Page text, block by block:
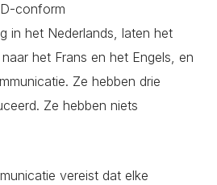
conform
in het Nederlands, laten het
het Frans en het Engels, en
Ze hebben drie
Ze hebben niets
vereist dat elke